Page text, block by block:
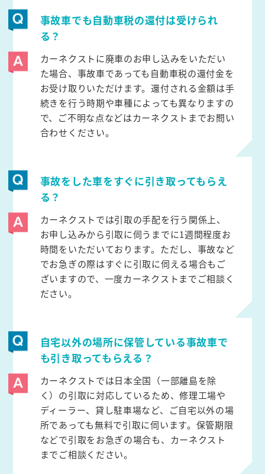
事故車でも自動車税の還付は受けられ
る？
カーネクストに廃車のお申し込みをいただい
た場合、事故車であっても自動車税の還付金を
お受け取りいただけます。還付される金額は手
続きを行う時期や車種によっても異なりますの
で、ご不明な点などはカーネクストまでお問い
合わせください。
事故をした車をすぐに引き取ってもらえ
る？
カーネクストでは引取の手配を行う関係上、
お申し込みから引取に伺うまでに1週間程度お
時間をいただいております。ただし、事故など
でお急ぎの際はすぐに引取に伺える場合もご
ざいますので、一度カーネクストまでご相談く
ださい。
自宅以外の場所に保管している事故車で
も引き取ってもらえる？
カーネクストでは日本全国（一部離島を除
く）の引取に対応しているため、修理工場や
ディーラー、貸し駐車場など、ご自宅以外の場
所であっても無料で引取に伺います。保管期限
などで引取をお急ぎの場合も、カーネクスト
までご相談ください。